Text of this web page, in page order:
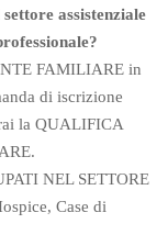
assistenziale
FAMILIARE in
di iscrizione
la QUALIFICA
NEL SETTORE
Case di